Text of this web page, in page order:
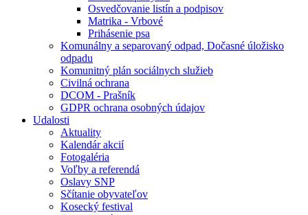
Osvedčovanie listín a podpisov
Matrika - Vrbové
Prihásenie psa
Komunálny a separovaný odpad, Dočasné úložisko
odpadu
Komunitný plán sociálnych služieb
Civilná ochrana
DCOM - Prašník
GDPR ochrana osobných údajov
Udalosti
Aktuality
Kalendár akcií
Fotogaléria
Voľby a referendá
Oslavy SNP
Sčítanie obyvateľov
Kosecký festival